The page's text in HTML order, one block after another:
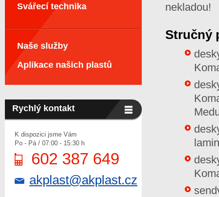
nekladou!
Stručný
Svářecí technika
Naše služby
Aplikace našich plastů
Rychlý kontakt
K dispozici jsme Vám
Po - Pá / 07:00 - 15:30 h
602 387 649
akplast@akplast.cz